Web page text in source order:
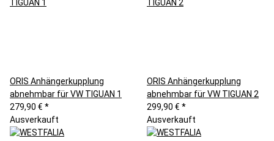
ORIS Anhängerkupplung
abnehmbar für VW TIGUAN 1
279,90 € *
ORIS Anhängerkupplung
abnehmbar für VW TIGUAN 2
299,90 € *
Ausverkauft
Ausverkauft